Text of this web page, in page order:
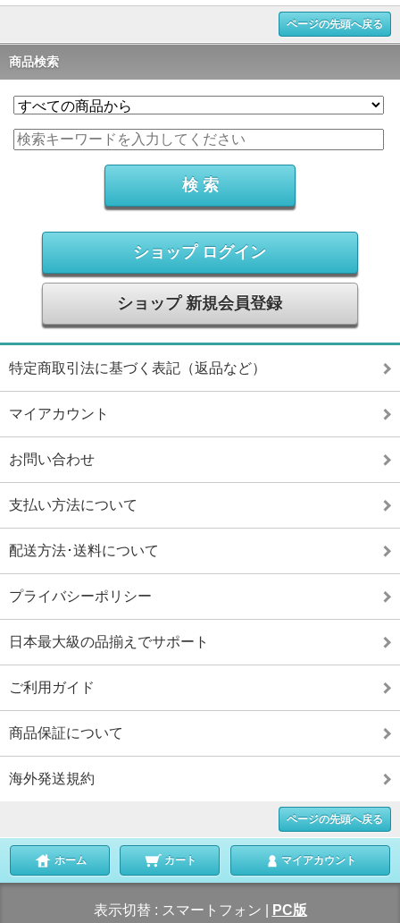
ページの先頭へ戻る
商品検索
ショップ ログイン
ショップ 新規会員登録
特定商取引法に基づく表記（返品など）
マイアカウント
お問い合わせ
支払い方法について
配送方法･送料について
プライバシーポリシー
日本最大級の品揃えでサポート
ご利用ガイド
商品保証について
海外発送規約
ページの先頭へ戻る
ホーム カート マイアカウント
表示切替 : スマートフォン PC版